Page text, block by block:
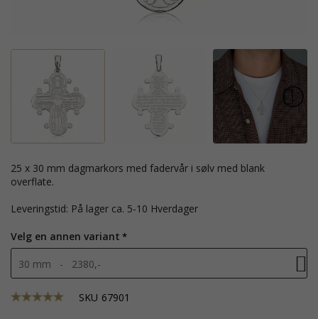
25 x 30 mm dagmarkors med fadervår i sølv med blank
overflate.
Leveringstid: På lager ca. 5-10 Hverdager
Velg en annen variant
30 mm - 2380,-
SKU 67901